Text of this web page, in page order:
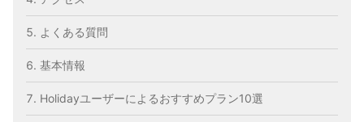
よくある質問
基本情報
Holidayユーザーによるおすすめプラン10選